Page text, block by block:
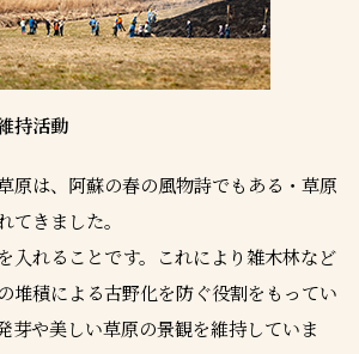
持活動
原は、阿蘇の春の風物詩でもある・草原
てきました。
入れることです。これにより雑木林など
堆積による古野化を防ぐ役割をもってい
芽や美しい草原の景観を維持していま